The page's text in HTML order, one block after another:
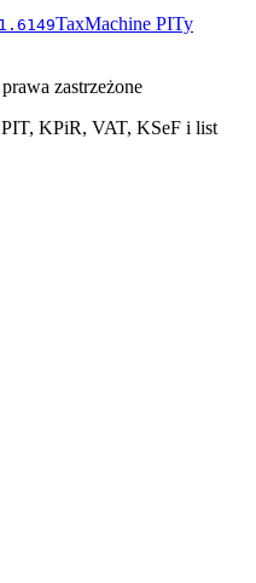
TaxMachine PITy
zastrzeżone
KPiR, VAT, KSeF i list